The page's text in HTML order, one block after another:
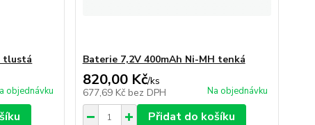
tlustá
objednávku
Baterie 7,2V 400mAh Ni-MH tenká
820,00 Kč/ks
677,69 Kč bez DPH Na objednávku
Přidat do košíku